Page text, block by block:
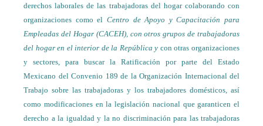
derechos laborales de las trabajadoras del hogar colaborando con
organizaciones como el Centro de Apoyo y Capacitación para
Empleadas del Hogar (CACEH), con otros grupos de trabajadoras
del hogar en el interior de la República y con otras organizaciones
y sectores, para buscar la Ratificación por parte del Estado
Mexicano del Convenio 189 de la Organización Internacional del
Trabajo sobre las trabajadoras y los trabajadores domésticos, así
como modificaciones en la legislación nacional que garanticen el
derecho a la igualdad y la no discriminación para las trabajadoras